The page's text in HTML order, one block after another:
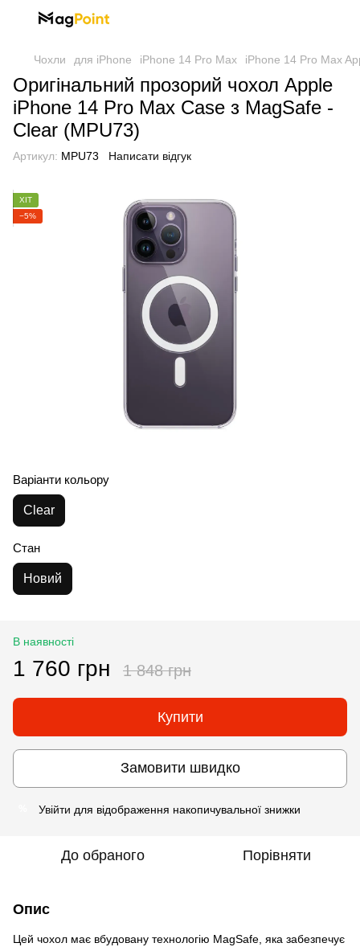
Чохли для iPhone iPhone 14 Pro Max iPhone 14 Pro Max
Оригінальний прозорий чохол Apple
iPhone 14 Pro Max Case з MagSafe -
Clear (MPU73)
Артикул: MPU73 Написати відгук
ХІТ
−5%
Варіанти кольору
Clear
Стан
Новий
В наявності
1 760 грн 1 848 грн
Купити
Замовити швидко
Увійти для відображення накопичувальної знижки
До обраного Порівняти
Опис
Цей чохол має вбудовану технологію MagSafe, яка забезпечує